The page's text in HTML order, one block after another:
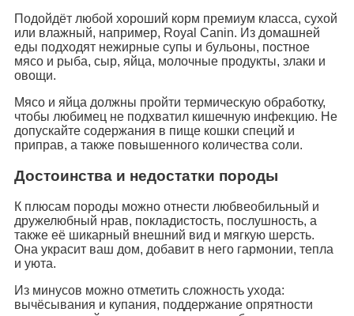
Подойдёт любой хороший корм премиум класса, сухой
или влажный, например, Royal Canin. Из домашней
еды подходят нежирные супы и бульоны, постное
мясо и рыба, сыр, яйца, молочные продукты, злаки и
овощи.
Мясо и яйца должны пройти термическую обработку,
чтобы любимец не подхватил кишечную инфекцию. Не
допускайте содержания в пище кошки специй и
приправ, а также повышенного количества соли.
Достоинства и недостатки породы
К плюсам породы можно отнести любвеобильный и
дружелюбный нрав, покладистость, послушность, а
также её шикарный внешний вид и мягкую шерсть.
Она украсит ваш дом, добавит в него гармонии, тепла
и уюта.
Из минусов можно отметить сложность ухода:
вычёсывания и купания, поддержание опрятности